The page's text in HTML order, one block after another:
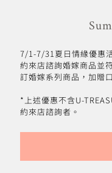
7/1-7/31夏日情緣優惠
約來店諮詢婚嫁商品並
訂婚嫁系列商品，加贈
*上述優惠不含U-
約來店諮詢者。